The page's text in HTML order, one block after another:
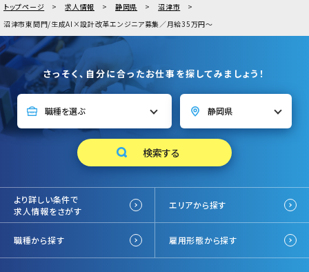
トップページ 求人情報 静岡県
沼津市
沼津市東間門/生成AI×設計改革エンジニア募集／月給35万円〜
さっそく、自分に合ったお仕事を探してみましょう！
より詳しい条件で
求人情報をさがす
エリアから探す
職種から探す 雇用形態から探す